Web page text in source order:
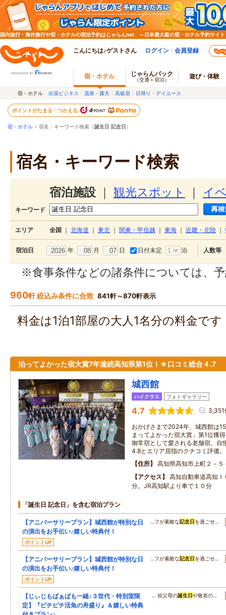
国内旅行・海外旅行や宿・ホテルの宿泊予約はじゃらんnet ～日本最大級の宿・ホテル予約サイト
こんにちは♪ゲストさん ログイン 会員登録
宿・ホテル じゃらんパック
（交通＋宿泊） 遊び・体験
宿・ホテル 出張ビジネス 温泉・露天 高級宿 日帰り・デイユース
ポイントがたまる・つかえる
宿・ホテル > 宿名・キーワード検索（誕生日 記念日 ）
宿名・キーワード検索
宿泊施設 観光スポット イ
キーワード
エリア 全国 北海道 東北 関東・甲信越 東海 近畿・北陸
宿泊日 年 月 日 日付未定 泊 人数等
※食事条件などの諸条件については、
960軒 絞込み条件に合致 841軒～870軒表示
料金は1泊1部屋の大人1名分の料金で
泊ってよかった宿大賞7年連続高知県第1位！★口コミ総合４.7
城西館
ハイクラス フォトギャラリー
4.7 3,351
おかげさまで2024年、城西館は
まってよかった宿大賞」第1位獲
御常宿として愛される老舗宿。自
4.8とエリア屈指のクチコミ評価。
住所
高知県高知市上町２－５
アクセス
高知自動車道高知
分。JR高知駅より車で１０分
「誕生日 記念日」を含む宿泊プラン
【アニバーサリープラン】城西館が特別な日
の演出をお手伝い♪嬉しい特典付！
ポイントUP
…フが素敵な記念日 を過ごせ…
【アニバーサリープラン】城西館が特別な日
の演出をお手伝い♪嬉しい特典付！
ポイントUP
…フが素敵な記念日 を過ごせ…
【じぃじもばぁばも一緒♪３世代・特別室限
定】『ピチピチ活魚の舟盛り』＆嬉しい特典
… 祖父母の誕生日や敬老の…